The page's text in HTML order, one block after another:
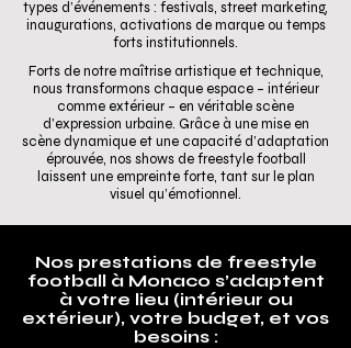
types d’événements : festivals, street marketing,
inaugurations, activations de marque ou temps
forts institutionnels.
Forts de notre maîtrise artistique et technique,
nous transformons chaque espace – intérieur
comme extérieur – en véritable scène
d’expression urbaine. Grâce à une mise en
scène dynamique et une capacité d’adaptation
éprouvée, nos shows de freestyle football
laissent une empreinte forte, tant sur le plan
visuel qu’émotionnel.
Nos prestations de freestyle
football à Monaco s’adaptent
à votre lieu (intérieur ou
extérieur), votre budget, et vos
besoins :